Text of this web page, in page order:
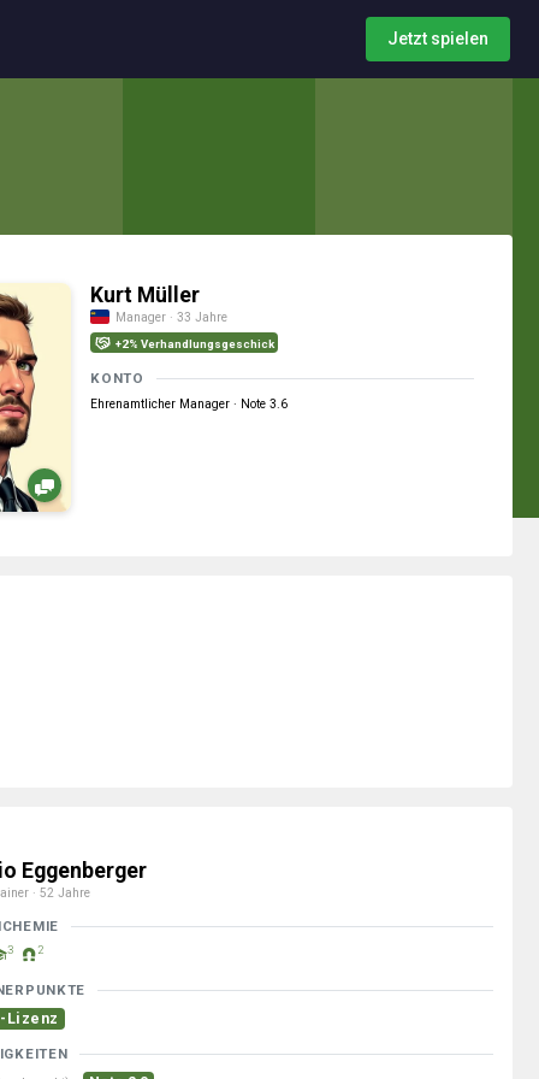
Jetzt spielen
Kurt Müller
Manager · 33 Jahre
+2% Verhandlungsgeschick
KONTO
Ehrenamtlicher Manager · Note 3.6
Eggenberger
· 52 Jahre
3 2
Lizenz